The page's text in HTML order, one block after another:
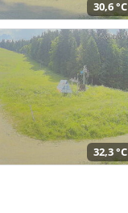
30,6 °C
32,3 °C